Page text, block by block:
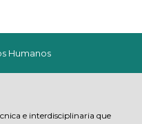
Humanos
e interdisciplinaria que